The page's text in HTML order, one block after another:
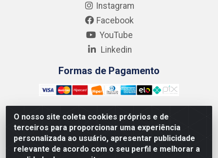
O nosso site coleta cookies próprios e de
terceiros para proporcionar uma experiência
personalizada ao usuário, apresentar publicidade
relevante de acordo com o seu perfil e melhorar a
Instagram
Facebook
YouTube
Linkedin
Formas de Pagamento
Kgmlan Distribuidora LTDA - CNPJ 18.217.682/0001-54 -
Rua Pedro de Barros Cavalcante, 58 - Bultrins, Olinda/PE
- CEP 53320-110